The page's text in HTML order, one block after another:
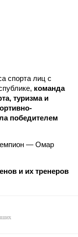
спорта лиц с
команда
туризма и
победителем
— Омар
и их тренеров